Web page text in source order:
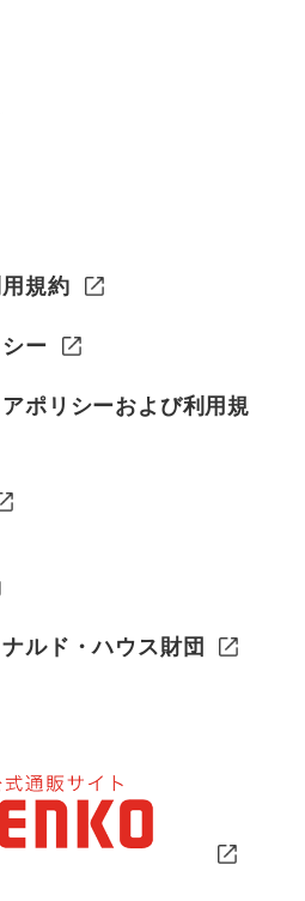
規約
ー
ポリシーおよび利用規
ルド・ハウス財団